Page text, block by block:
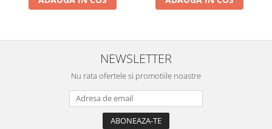
NEWSLETTER
Nu rata ofertele si promotiile noastre